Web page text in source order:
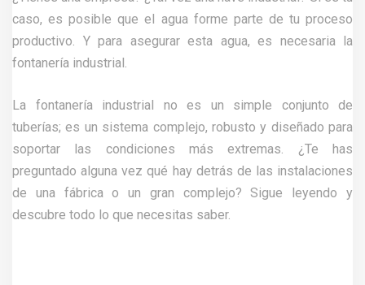
caso, es posible que el agua forme parte de tu proceso
productivo. Y para asegurar esta agua, es necesaria la
fontanería industrial.
La fontanería industrial no es un simple conjunto de
tuberías; es un sistema complejo, robusto y diseñado para
soportar las condiciones más extremas. ¿Te has
preguntado alguna vez qué hay detrás de las instalaciones
de una fábrica o un gran complejo? Sigue leyendo y
descubre todo lo que necesitas saber.